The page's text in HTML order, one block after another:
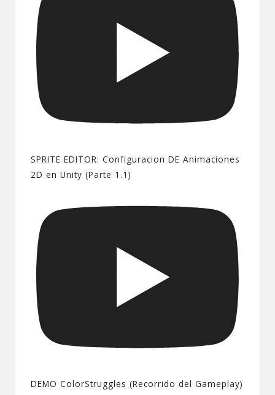
SPRITE EDITOR: Configuracion DE Animaciones
2D en Unity (Parte 1.1)
DEMO ColorStruggles (Recorrido del Gameplay)